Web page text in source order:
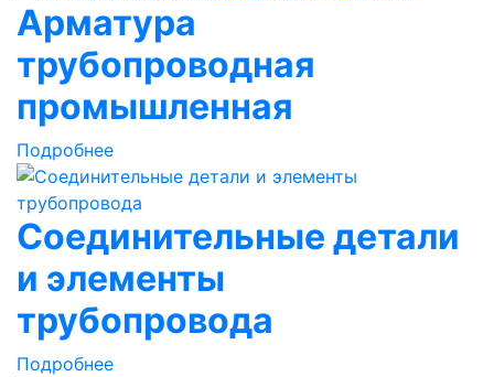
Арматура
трубопроводная
промышленная
Подробнее
Соединительные детали
и элементы
трубопровода
Подробнее